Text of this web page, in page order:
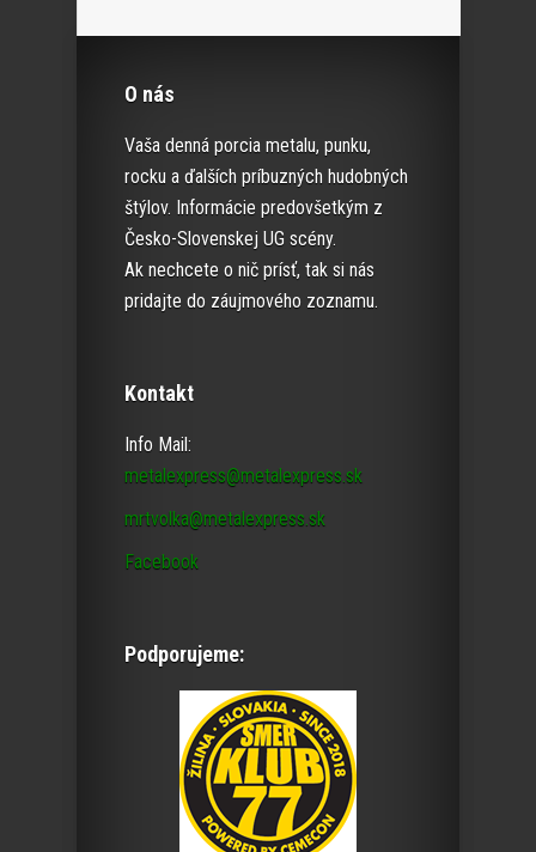
O nás
Vaša denná porcia metalu, punku,
rocku a ďalších príbuzných hudobných
štýlov. Informácie predovšetkým z
Česko-Slovenskej UG scény.
Ak nechcete o nič prísť, tak si nás
pridajte do záujmového zoznamu.
Kontakt
Info Mail:
metalexpress@metalexpress.sk
mrtvolka@metalexpress.sk
Facebook
Podporujeme: